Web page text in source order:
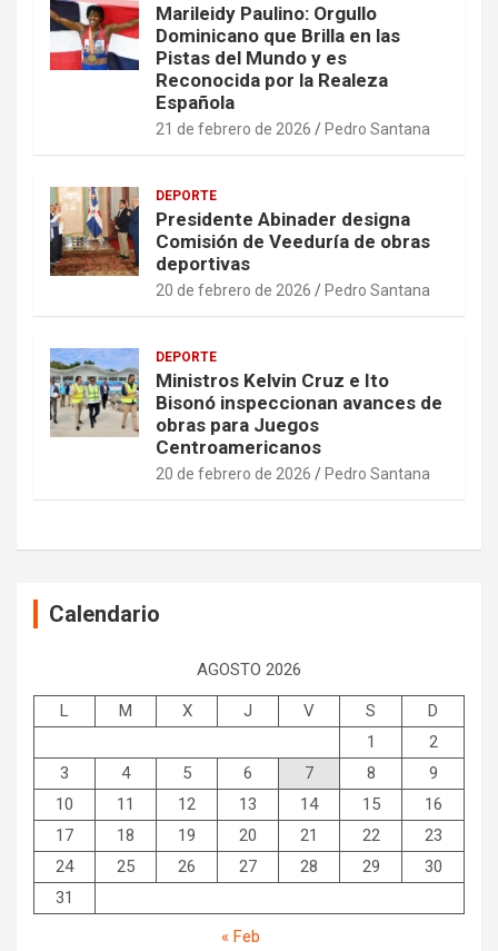
Marileidy Paulino: Orgullo
Dominicano que Brilla en las
Pistas del Mundo y es
Reconocida por la Realeza
Española
21 de febrero de 2026 Pedro Santana
DEPORTE
Presidente Abinader designa
Comisión de Veeduría de obras
deportivas
20 de febrero de 2026 Pedro Santana
DEPORTE
Ministros Kelvin Cruz e Ito
Bisonó inspeccionan avances de
obras para Juegos
Centroamericanos
20 de febrero de 2026 Pedro Santana
Calendario
AGOSTO 2026
L M X J V S
D
1
2
3
4 5 6 7 8
9
10
11 12 13 14 15
16
17
18 19 20 21 22
23
24
25 26 27 28 29
30
31
« Feb